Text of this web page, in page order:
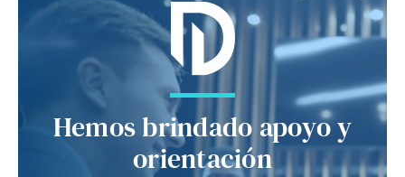
Hemos brindado apoyo y
orientación